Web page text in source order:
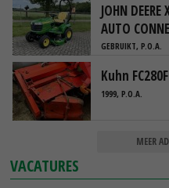
JOHN
AUTO
GEBRUIKT, P.O.A.
Kuhn
1999, P.O.A.
MEER
VACATURES